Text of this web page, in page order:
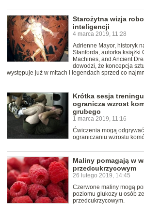
Starożytna wizja
inteligencji
4 marca 2019, 11:28
Adrienne Mayor, historyk
Stanforda, autorka książki
Machines, and Ancient
dowodzi, że koncepcja
występuje już w mitach i legendach sprzed co
Krótka sesja
ogranicza wzrost
grubego
1 marca 2019, 11:16
Ćwiczenia mogą
ograniczaniu wzrostu
Maliny pomagają w
przedcukrzycowym
26 lutego 2019, 14:45
Czerwone maliny mogą
poziomu glukozy u osób
przedcukrzycowym.